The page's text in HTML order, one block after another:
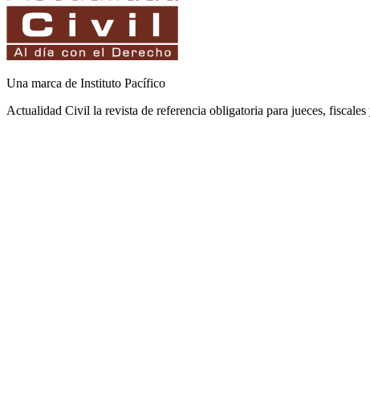
Una marca de Instituto Pacífico
Actualidad Civil la revista de referencia obligatoria para jueces,